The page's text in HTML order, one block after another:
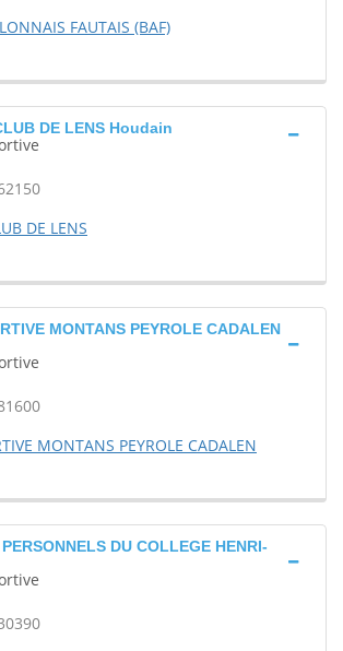
FAUTAIS (BAF)
DE LENS Houdain
DE LENS
MONTANS PEYROLE CADALEN
MONTANS PEYROLE CADALEN
DU COLLEGE HENRI-